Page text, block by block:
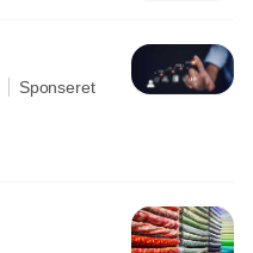
Sponseret